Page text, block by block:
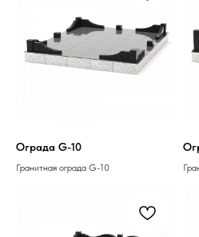
Ограда G-10
Гранитная ограда G-10